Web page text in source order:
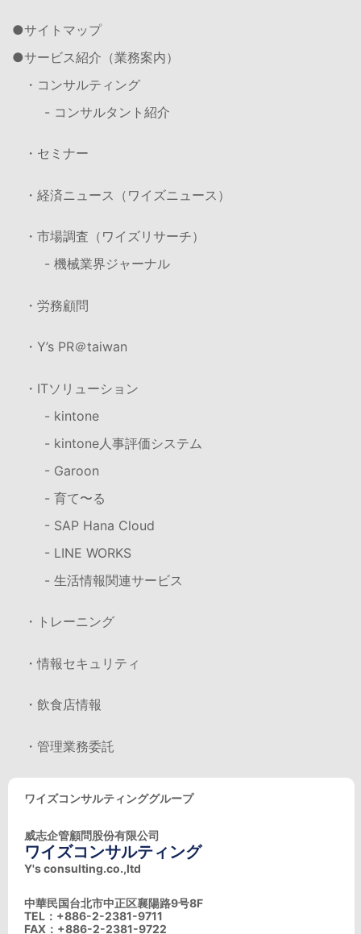
サイトマップ
サービス紹介（業務案内）
・コンサルティング
- コンサルタント紹介
・セミナー
・経済ニュース（ワイズニュース）
・市場調査（ワイズリサーチ）
- 機械業界ジャーナル
・労務顧問
・Y’s PR＠taiwan
・ITソリューション
- kintone
- kintone人事評価システム
- Garoon
- 育て〜る
- SAP Hana Cloud
- LINE WORKS
- 生活情報関連サービス
・トレーニング
・情報セキュリティ
・飲食店情報
・管理業務委託
ワイズコンサルティンググループ
威志企管顧問股份有限公司
ワイズコンサルティング
Y's consulting.co.,ltd
中華民国台北市中正区襄陽路9号8F
TEL：+886-2-2381-9711
FAX：+886-2-2381-9722